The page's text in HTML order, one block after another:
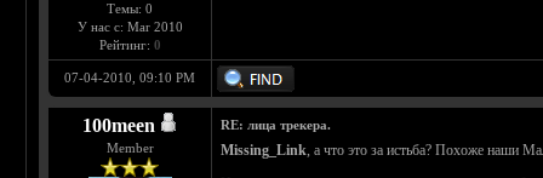
Темы: 0
У нас с: Mar 2010
Рейтинг: 0
07-04-2010, 09:10 PM
100meen
Member
RE: лица трекера.
Missing_Link, а что это за истьба? Похоже наши